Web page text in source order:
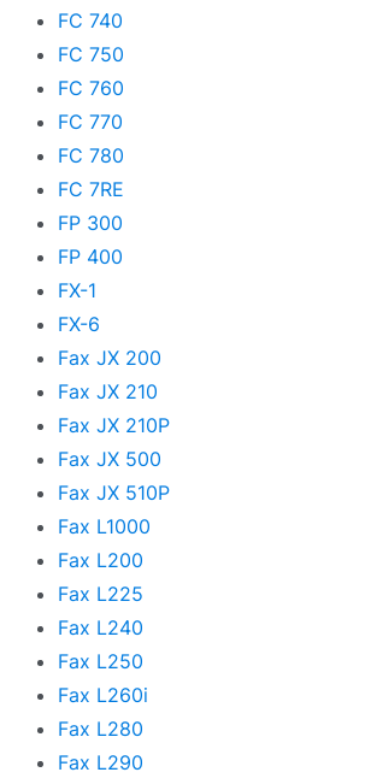
FC 740
FC 750
FC 760
FC 770
FC 780
FC 7RE
FP 300
FP 400
FX-1
FX-6
Fax JX 200
Fax JX 210
Fax JX 210P
Fax JX 500
Fax JX 510P
Fax L1000
Fax L200
Fax L225
Fax L240
Fax L250
Fax L260i
Fax L280
Fax L290